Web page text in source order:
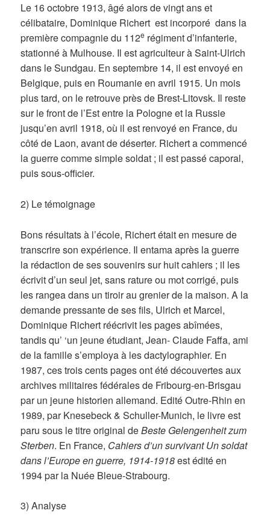
Le 16 octobre 1913, âgé alors de vingt ans et
célibataire, Dominique Richert est incorporé dans la
première compagnie du 112e régiment d’infanterie,
stationné à Mulhouse. Il est agriculteur à Saint-Ulrich
dans le Sundgau. En septembre 14, il est envoyé en
Belgique, puis en Roumanie en avril 1915. Un mois
plus tard, on le retrouve près de Brest-Litovsk. Il reste
sur le front de l’Est entre la Pologne et la Russie
jusqu’en avril 1918, où il est renvoyé en France, du
côté de Laon, avant de déserter. Richert a commencé
la guerre comme simple soldat ; il est passé caporal,
puis sous-officier.
2) Le témoignage
Bons résultats à l’école, Richert était en mesure de
transcrire son expérience. Il entama après la guerre
la rédaction de ses souvenirs sur huit cahiers ; il les
écrivit d’un seul jet, sans rature ou mot corrigé, puis
les rangea dans un tiroir au grenier de la maison. A la
demande pressante de ses fils, Ulrich et Marcel,
Dominique Richert réécrivit les pages abîmées,
tandis qu’ ‘un jeune étudiant, Jean- Claude Faffa, ami
de la famille s’employa à les dactylographier. En
1987, ces trois cents pages ont été découvertes aux
archives militaires fédérales de Fribourg-en-Brisgau
par un jeune historien allemand. Edité Outre-Rhin en
1989, par Knesebeck & Schuller-Munich, le livre est
paru sous le titre original deBeste Gelengenheit zum
Sterben. En France, Cahiers d’un survivantUn soldat
dans l’Europe en guerre, 1914-1918est édité en
1994 par la Nuée Bleue-Strabourg.
3) Analyse